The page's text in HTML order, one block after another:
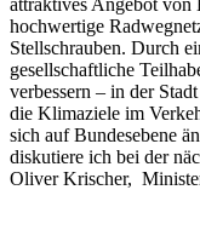
hochwertige
Stellschrauben. Durch
gesellschaftliche
verbessern – in der
die Klimaziele im
sich auf Bundesebene
diskutiere ich bei der
Oliver Krischer,